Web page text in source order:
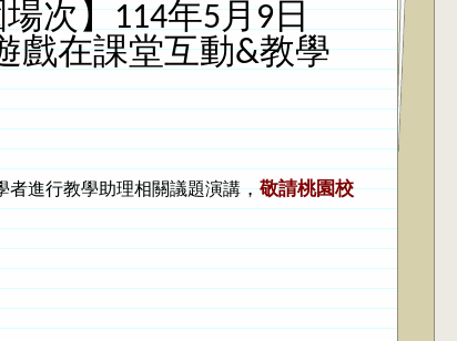
次】114年5月9日
戲在課堂互動&教學
者進行教學助理相關議題演講，敬請桃園校